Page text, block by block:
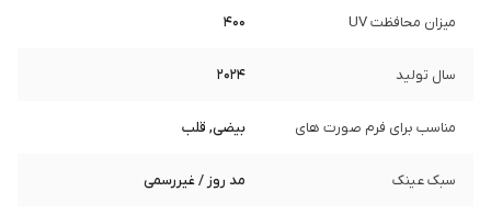
میزان محافظت UV 400
سال تولید 2024
مناسب برای فرم صورت های بیضی, قلب
سبک عینک مد روز / غیررسمی